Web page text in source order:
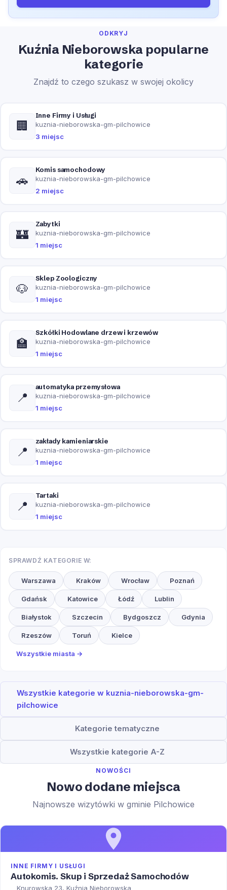
ODKRYJ
Kuźnia Nieborowska popularne
kategorie
Znajdź to czego szukasz w swojej okolicy
🏢
Inne Firmy i Usługi
kuznia-nieborowska-gm-pilchowice
3 miejsc
🚗
Komis samochodowy
kuznia-nieborowska-gm-pilchowice
2 miejsc
🏰
Zabytki
kuznia-nieborowska-gm-pilchowice
1 miejsc
🐶
Sklep Zoologiczny
kuznia-nieborowska-gm-pilchowice
1 miejsc
🏫
Szkółki Hodowlane drzew i krzewów
kuznia-nieborowska-gm-pilchowice
1 miejsc
📍
automatyka przemysłowa
kuznia-nieborowska-gm-pilchowice
1 miejsc
📍
zakłady kamieniarskie
kuznia-nieborowska-gm-pilchowice
1 miejsc
📍
Tartaki
kuznia-nieborowska-gm-pilchowice
1 miejsc
SPRAWDŹ KATEGORIE W:
Warszawa Kraków Wrocław Poznań
Gdańsk Katowice Łódź Lublin
Białystok Szczecin Bydgoszcz Gdynia
Rzeszów Toruń Kielce
Wszystkie miasta →
Wszystkie kategorie w kuznia-nieborowska-gm-
pilchowice
Kategorie tematyczne
Wszystkie kategorie A-Z
NOWOŚCI
Nowo dodane miejsca
Najnowsze wizytówki w gminie Pilchowice
INNE FIRMY I USŁUGI
Autokomis. Skup i Sprzedaż Samochodów
Knurowska 23, Kuźnia Nieborowska